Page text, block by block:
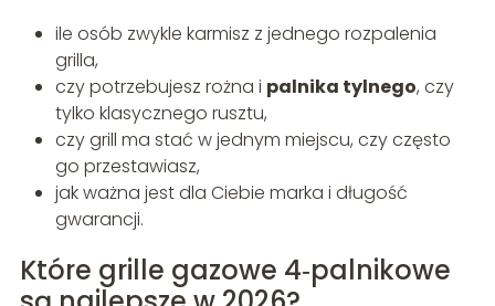
ile osób zwykle karmisz z jednego rozpalenia
grilla,
czy potrzebujesz rożna i palnika tylnego, czy
tylko klasycznego rusztu,
czy grill ma stać w jednym miejscu, czy często
go przestawiasz,
jak ważna jest dla Ciebie marka i długość
gwarancji.
Które grille gazowe 4‑palnikowe